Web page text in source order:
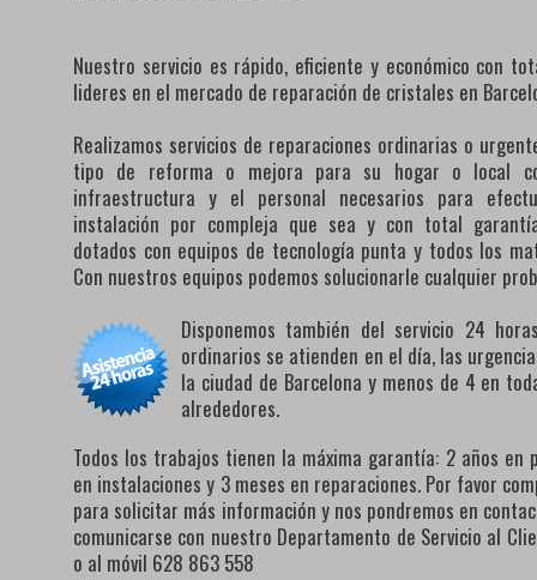
Nuestro servicio es rápido, eficiente y económico con
lideres en el mercado de reparación de cristales en
Realizamos servicios de reparaciones ordinarias o
tipo de reforma o mejora para su hogar o local
infraestructura y el personal necesarios para
instalación por compleja que sea y con total
dotados con equipos de tecnología punta y todos los
Con nuestros equipos podemos solucionarle cualquier
Disponemos también del servicio 24
ordinarios se atienden en el día, las
la ciudad de Barcelona y menos de 4 en
alrededores.
Todos los trabajos tienen la máxima garantía: 2 años en
en instalaciones y 3 meses en reparaciones. Por favor
para solicitar más información y nos pondremos en
comunicarse con nuestro Departamento de Servicio al
o al móvil 628 863 558